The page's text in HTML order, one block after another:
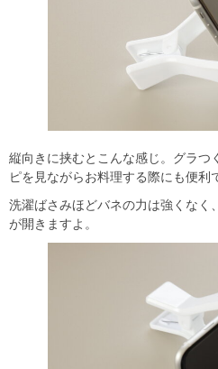
縦向きに挟むとこんな感じ。グラつ
ピを見ながらお料理する際にも便利
洗濯ばさみほどバネの力は強くなく
が開きますよ。